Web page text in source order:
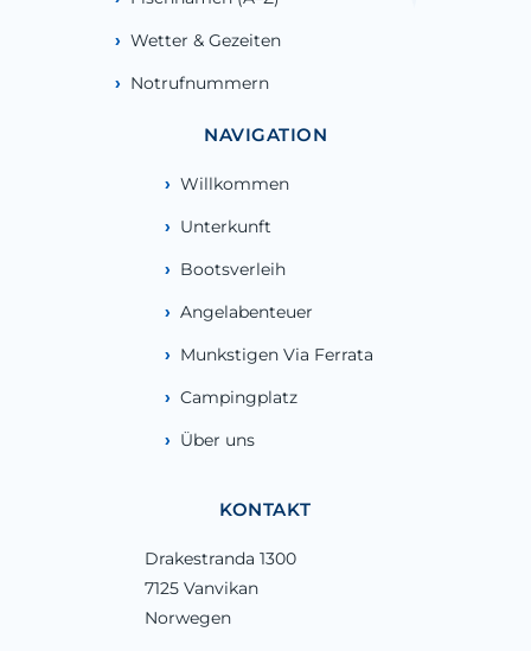
NAVIGATION
Willkommen
Unterkunft
Bootsverleih
Angelabenteuer
Munkstigen Via Ferrata
Campingplatz
Über uns
KONTAKT
Drakestranda 1300
7125 Vanvikan
Norwegen
Wetter & Gezeiten
Notrufnummern